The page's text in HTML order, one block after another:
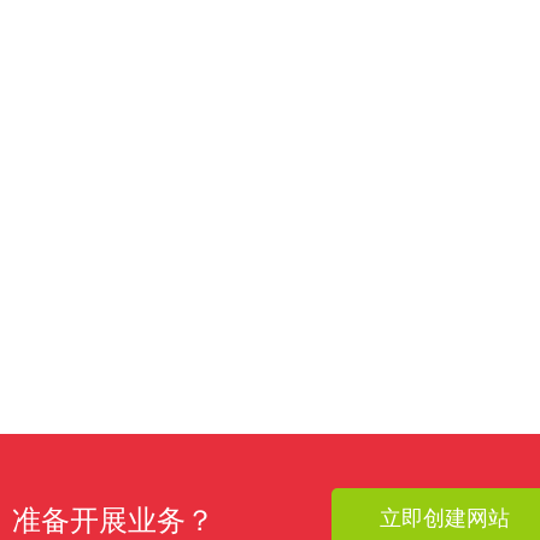
准备开展业务？ 立即创建网站